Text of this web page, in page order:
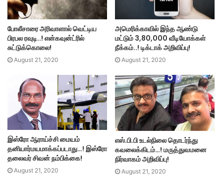
போலீசாரை அரிவாளால் வெட்டிய
பிரபல ரவுடி..! என்கவுன்ட்ரில்
சுட்டுக்கொலை!
August 21, 2020
அமெரிக்காவில் இந்த ஆண்டு
மட்டும் 3,80,000 வீடியோக்கள்
நீக்கம்..! டிக்டாக் அறிவிப்பு!
August 21, 2020
இஸ்ரோ ஆராய்ச்சி மையம்
தனியார்மயமாக்கப்படாது…! இஸ்ரோ
தலைவர் சிவன் நம்பிக்கை!
August 21, 2020
எஸ்.பி.பி உடல்நிலை தொடர்ந்து
கவலைக்கிடம்…! மருத்துவமனை
நிர்வாகம் அறிவிப்பு!
August 21, 2020